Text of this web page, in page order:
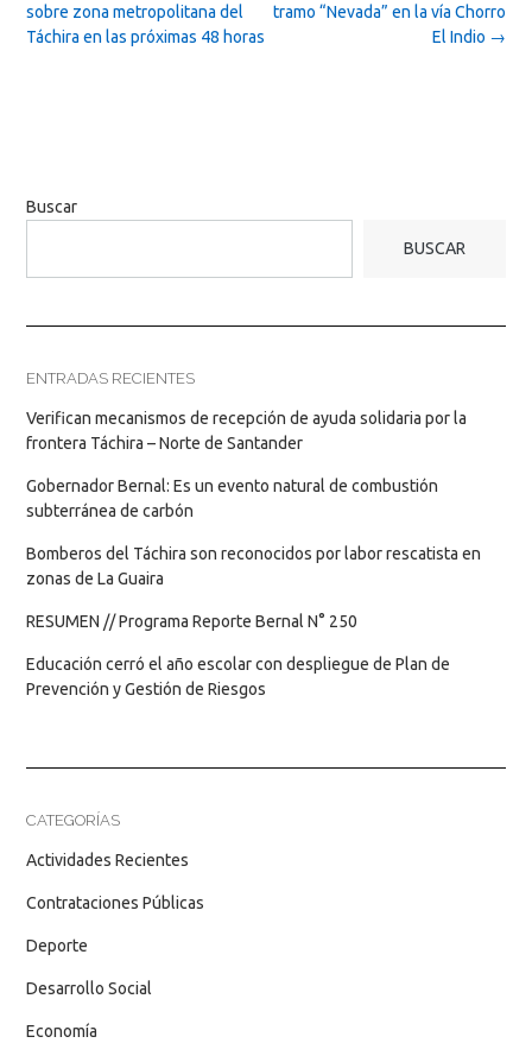
navigation
tramo “Nevada” en la vía Chorro
El Indio →
sobre zona metropolitana del
Táchira en las próximas 48 horas
Buscar
BUSCAR
ENTRADAS RECIENTES
Verifican mecanismos de recepción de ayuda solidaria por la
frontera Táchira – Norte de Santander
Gobernador Bernal: Es un evento natural de combustión
subterránea de carbón
Bomberos del Táchira son reconocidos por labor rescatista en
zonas de La Guaira
RESUMEN // Programa Reporte Bernal N° 250
Educación cerró el año escolar con despliegue de Plan de
Prevención y Gestión de Riesgos
CATEGORÍAS
Actividades Recientes
Contrataciones Públicas
Deporte
Desarrollo Social
Economía